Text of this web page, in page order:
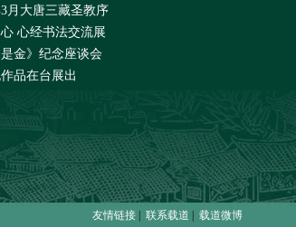
月大唐三藏圣教序
心经书法交流展
是金》纪念座谈会
品在台展出
友情链接| 联系载道
载道微博